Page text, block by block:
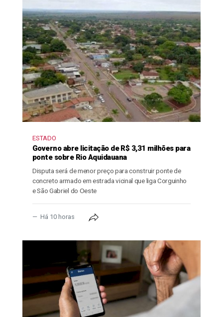
ESTADO
Governo abre licitação de R$ 3,31 milhões para
ponte sobre Rio Aquidauana
Disputa será de menor preço para construir ponte de
concreto armado em estrada vicinal que liga Corguinho
e São Gabriel do Oeste
Há 10 horas